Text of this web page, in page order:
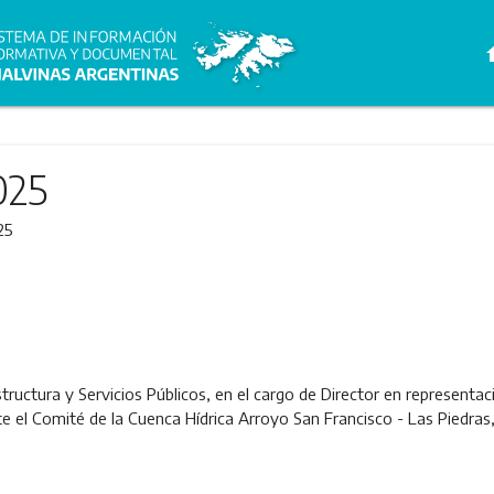
y Servicios Públicos, en el cargo de Director en
el Comité de la Cuenca Hídrica Arroyo San Francisco - Las